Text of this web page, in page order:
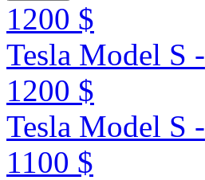
1200 $
Tesla Model S -
1200 $
Tesla Model S -
1100 $